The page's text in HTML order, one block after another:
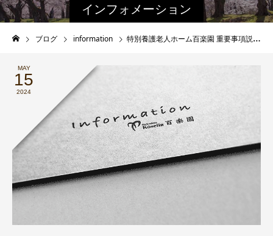
インフォメーション
ブログ information 特別養護老人ホーム百楽園 重要事項説明書
MAY
15
2024